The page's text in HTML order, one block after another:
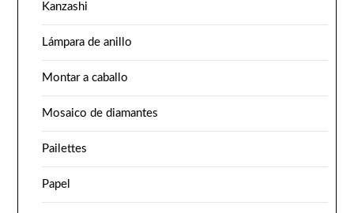
Kanzashi
Lámpara de anillo
Montar a caballo
Mosaico de diamantes
Pailettes
Papel